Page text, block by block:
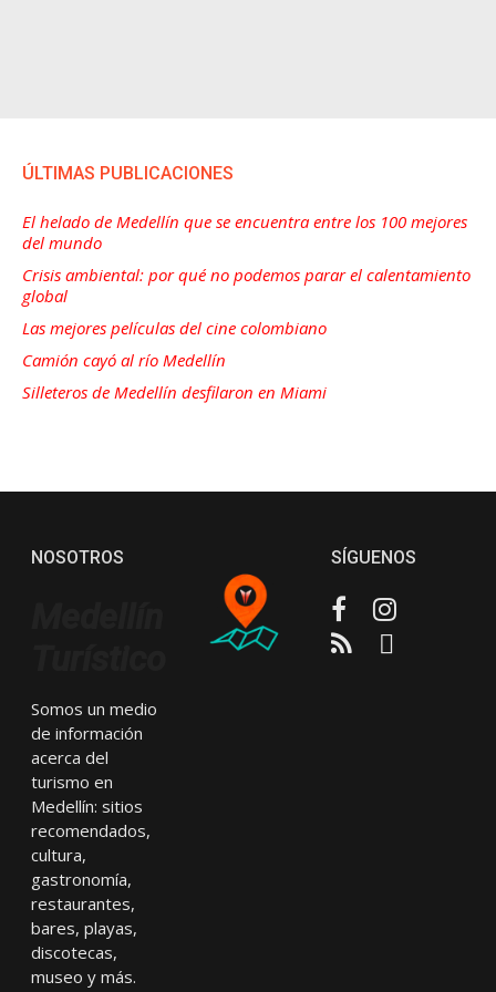
ÚLTIMAS PUBLICACIONES
El helado de Medellín que se encuentra entre los 100 mejores
del mundo
Crisis ambiental: por qué no podemos parar el calentamiento
global
Las mejores películas del cine colombiano
Camión cayó al río Medellín
Silleteros de Medellín desfilaron en Miami
NOSOTROS
Somos un medio
de información
acerca del
turismo en
Medellín: sitios
recomendados,
cultura,
gastronomía,
restaurantes,
bares, playas,
discotecas,
museo y más.
SÍGUENOS
FacebookInstagram